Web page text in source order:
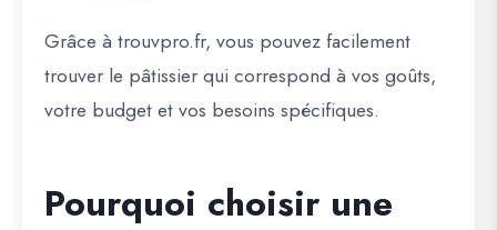
Grâce à trouvpro.fr, vous pouvez facilement
trouver le pâtissier qui correspond à vos goûts,
votre budget et vos besoins spécifiques.
Pourquoi choisir une